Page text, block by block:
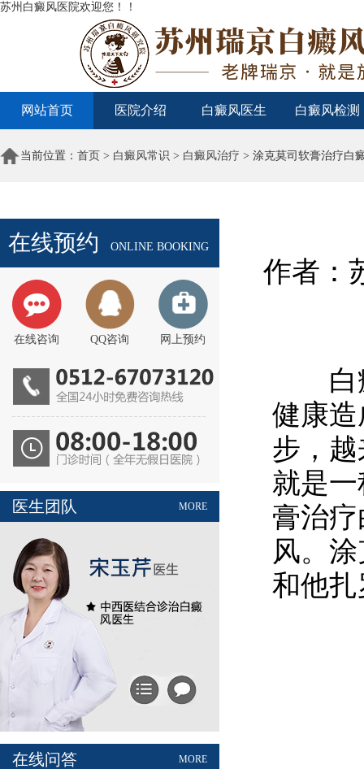
苏州白癜风医院欢迎您！！
网站首页 医院介绍 白癜风医生 白癜风检测
当前位置： 首页 > 白癜风常识 > 白癜风治疗 > 涂克莫司软膏治疗白
在线预约 ONLINE BOOKING
在线咨询 QQ咨询 网上预约
MORE
医生团队
MORE
在线问答
作者：
白癜
健康
步，
就是
膏治
风。
和他